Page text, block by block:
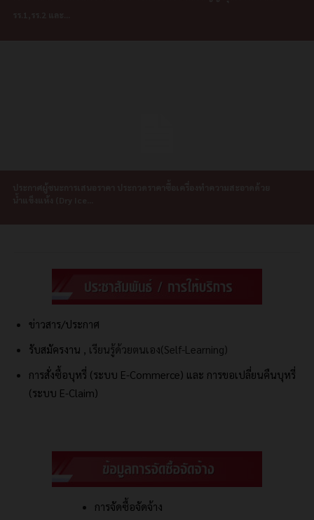
ข่าวสาร/ประกาศ
รับสมัครงาน , เรียนรู้ด้วยตนเอง(Self-Learning)
การสั่งซื้อบุหรี่ (ระบบ E-Commerce) และ การขอเปลี่ยนคืนบุหรี่
(ระบบ E-Claim)
การจัดซื้อจัดจ้าง